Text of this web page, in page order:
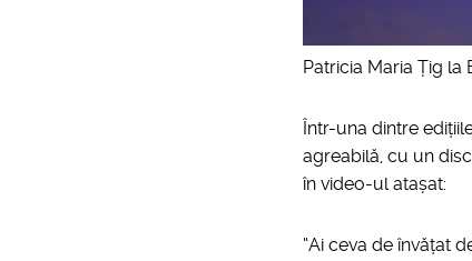
Patricia Maria Țig
Într-una dintre
agreabilă, cu un
în video-ul atașat:
“Ai ceva de învățat